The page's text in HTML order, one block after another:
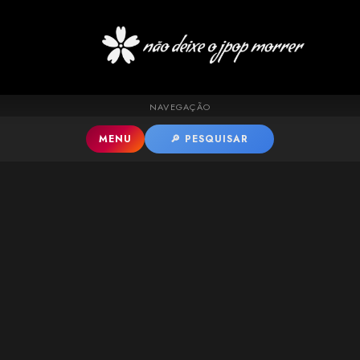
Pular para o conteúdo principal
NAVEGAÇÃO
MENU 🔎 PESQUISAR